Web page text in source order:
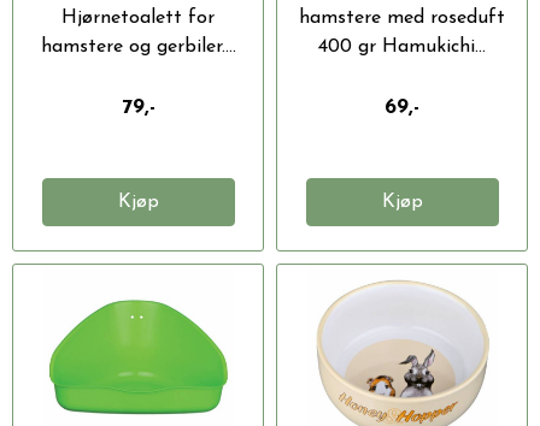
Hjørnetoalett for
hamstere og gerbiler....
79,-
Kjøp
hamstere med roseduft
400 gr Hamukichi...
69,-
Kjøp